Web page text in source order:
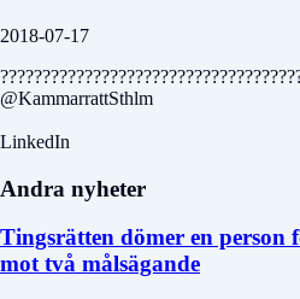
2018-07-17
@KammarrattSthlm
LinkedIn
Andra nyheter
Tingsrätten dömer en person
mot två målsägande